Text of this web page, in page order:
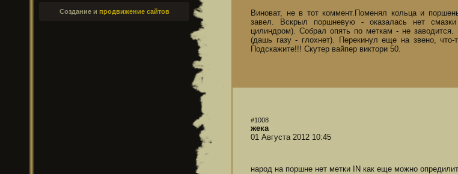
Создание и продвижение сайтов
Виноват, не в тот коммент.Поменял кольца и
завел. Вскрыл поршневую - оказалась нет смазки
цилиндром). Собрал опять по меткам - не
(дашь газу - глохнет). Перекинул еще на звено,
Подскажите!!! Скутер вайпер виктори 50.
#1008
жека
01 Августа 2012 10:45
народ на поршне нет метки IN как еще можно